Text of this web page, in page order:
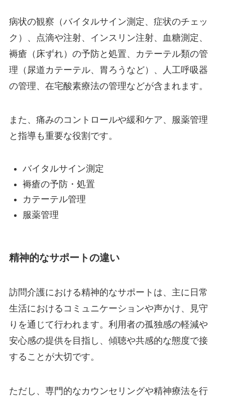
病状の観察（バイタルサイン測定、症状のチェッ
ク）、点滴や注射、インスリン注射、血糖測定、
褥瘡（床ずれ）の予防と処置、カテーテル類の管
理（尿道カテーテル、胃ろうなど）、人工呼吸器
の管理、在宅酸素療法の管理などが含まれます。
また、痛みのコントロールや緩和ケア、服薬管理
と指導も重要な役割です。
バイタルサイン測定
褥瘡の予防・処置
カテーテル管理
服薬管理
精神的なサポートの違い
訪問介護における精神的なサポートは、主に日常
生活におけるコミュニケーションや声かけ、見守
りを通じて行われます。利用者の孤独感の軽減や
安心感の提供を目指し、傾聴や共感的な態度で接
することが大切です。
ただし、専門的なカウンセリングや精神療法を行